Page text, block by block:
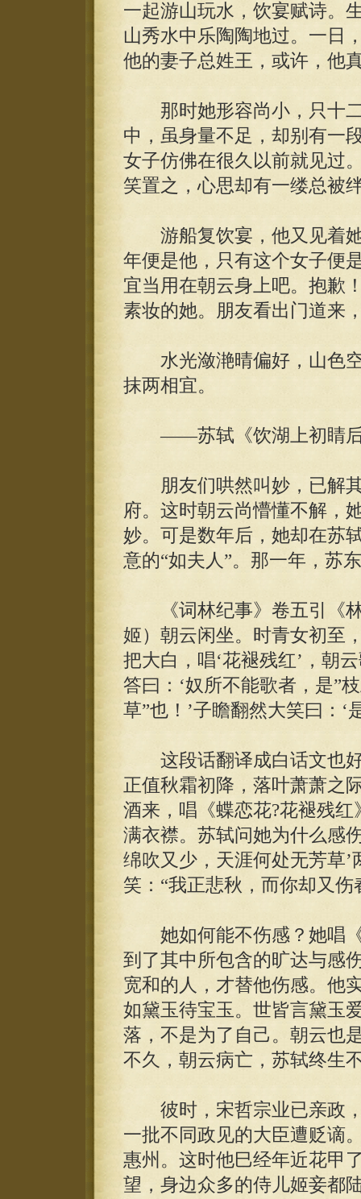
一起游山玩水，饮宴赋诗。
山秀水中乐陶陶地过。一日
他的妻子总姓王，或许，他
那时她形容尚小，只十二
中，虽身量不足，却别有一
女子仿佛在很久以前就见过
笑置之，心思却有一缕总被
游船复饮宴，他又见着她
年便是他，只有这个女子便
宜当用在朝云身上吧。抱歉
素妆的她。朋友看出门道
水光潋滟晴偏好，山色空
抹两相宜。
——苏轼《饮湖上初睛
朋友们哄然叫妙，已解其
府。这时朝云尚懵懂不解，
妙。可是数年后，她却在苏
意的“如夫人”。那一年，苏
《词林纪事》卷五引《林
姬）朝云闲坐。时青女初至
把大白，唱‘花褪残红’，朝
答曰：‘奴所不能歌者，是”
草”也！’子瞻翻然大笑曰：‘
这段话翻译成白话文也好
正值秋霜初降，落叶萧萧之
酒来，唱《蝶恋花?花褪残
满衣襟。苏轼问她为什么感
绵吹又少，天涯何处无芳草
笑：“我正悲秋，而你却又伤
她如何能不伤感？她唱《
到了其中所包含的旷达与感
宽和的人，才替他伤感。他
如黛玉待宝玉。世皆言黛玉
落，不是为了自己。朝云也
不久，朝云病亡，苏轼终生
彼时，宋哲宗业已亲政，
一批不同政见的大臣遭贬谪
惠州。这时他巳经年近花甲
望，身边众多的侍儿姬妾都